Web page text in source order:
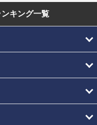
ンキング一覧